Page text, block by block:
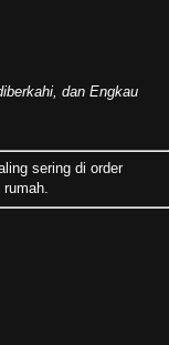
dan Engkau
sering di order
rumah.